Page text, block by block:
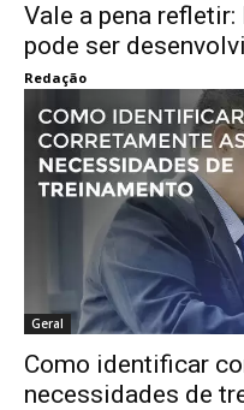
Vale a pena
pode ser
Redação
Geral
Como identificar
necessidades de